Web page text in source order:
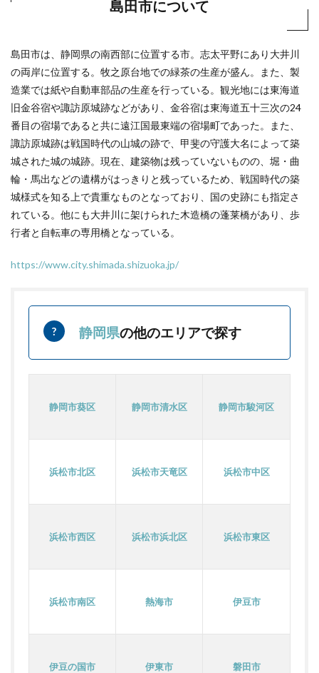
島田市について
島田市は、静岡県の南西部に位置する市。志太平野にあり大井川
の両岸に位置する。牧之原台地での緑茶の生産が盛ん。また、製
造業では紙や自動車部品の生産を行っている。観光地には東海道
旧金谷宿や諏訪原城跡などがあり、金谷宿は東海道五十三次の24
番目の宿場であると共に遠江国最東端の宿場町であった。また、
諏訪原城跡は戦国時代の山城の跡で、甲斐の守護大名によって築
城された城の城跡。現在、建築物は残っていないものの、堀・曲
輪・馬出などの遺構がはっきりと残っているため、戦国時代の築
城様式を知る上で貴重なものとなっており、国の史跡にも指定さ
れている。他にも大井川に架けられた木造橋の蓬莱橋があり、歩
行者と自転車の専用橋となっている。
https://www.city.shimada.shizuoka.jp/
静岡県の他のエリアで探す
静岡市葵区 静岡市清水区 静岡市駿河区
浜松市北区 浜松市天竜区 浜松市中区
浜松市西区 浜松市浜北区 浜松市東区
浜松市南区 熱海市 伊豆市
伊豆の国市 伊東市 磐田市